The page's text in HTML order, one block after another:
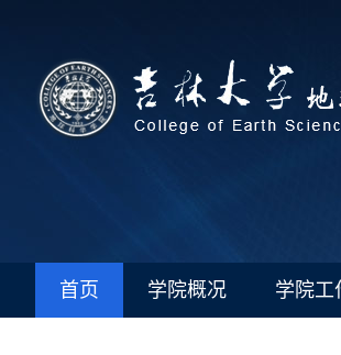
首页 学院概况 学院工